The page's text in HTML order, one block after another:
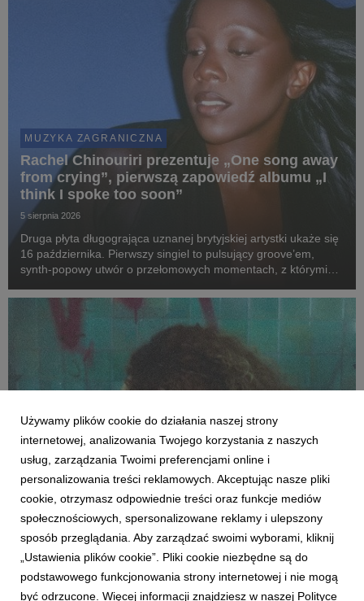
MUZYKA ZAGRANICZNA
Rachel Chinouriri prezentuje „One song away
from crying”, pierwszą zapowiedź albumu „I
think I spoke too soon”
5 sierpnia 2026
Druga płyta długogrająca uznanej brytyjskiej artystki ukaże się
16 października. Pierwszy singiel to pulsujący groove’em,
synth-popowy utwór o przełomowych momentach, z którymi
MUZYKA ZAGRANICZNA
Bella Kay wydaje debiutancki album "My
Reckless Abandon"
16 lipca 2026
Bella Kay wkracza w rok pełen emocji. Wylansowała przebój
Używamy plików cookie do działania naszej strony
internetowej, analizowania Twojego korzystania z naszych
usług, zarządzania Twoimi preferencjami online i
personalizowania treści reklamowych. Akceptując nasze pliki
cookie, otrzymasz odpowiednie treści oraz funkcje mediów
społecznościowych, spersonalizowane reklamy i ulepszony
sposób przeglądania. Aby zarządzać swoimi wyborami, kliknij
„Ustawienia plików cookie”. Pliki cookie niezbędne są do
podstawowego funkcjonowania strony internetowej i nie mogą
być odrzucone. Więcej informacji znajdziesz w naszej Polityce